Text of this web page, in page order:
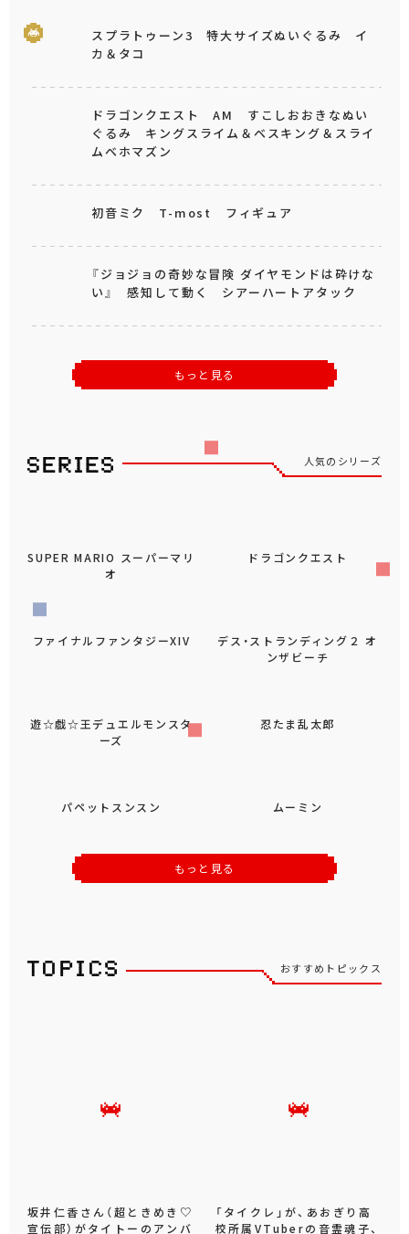
スプラトゥーン3 特大サイズぬいぐるみ イ
カ＆タコ
ドラゴンクエスト AM すこしおおきなぬい
ぐるみ キングスライム＆ベスキング＆スライ
ムベホマズン
初音ミク T-most フィギュア
『ジョジョの奇妙な冒険 ダイヤモンドは砕けな
い』 感知して動く シアーハートアタック
もっと見る
人気のシリーズ
SUPER MARIO スーパーマリ
オ
ドラゴンクエスト
ファイナルファンタジーXIV
デス・ストランディング２ オ
ンザビーチ
遊☆戯☆王デュエルモンスタ
ーズ
忍たま乱太郎
パペットスンスン ムーミン
もっと見る
おすすめトピックス
坂井仁香さん（超ときめき♡
宣伝部）がタイトーのアンバ
「タイクレ」が、あおぎり高
校所属VTuberの音霊魂子、